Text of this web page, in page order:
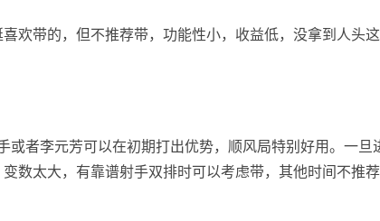
带的，但不推荐带，功能性小，收益低，没拿到人头
者李元芳可以在初期打出优势，顺风局特别好用。一旦
数太大，有靠谱射手双排时可以考虑带，其他时间不推荐